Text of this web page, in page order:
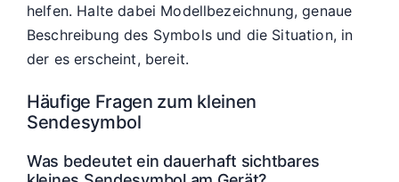
helfen. Halte dabei Modellbezeichnung, genaue
Beschreibung des Symbols und die Situation, in
der es erscheint, bereit.
Häufige Fragen zum kleinen
Sendesymbol
Was bedeutet ein dauerhaft sichtbares